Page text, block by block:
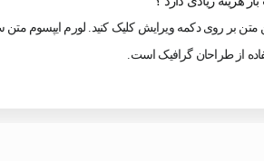
متن بر روی دکمه ویرایش کلیک کنید. لورم ایپسوم
از طراحان گرافیک است.